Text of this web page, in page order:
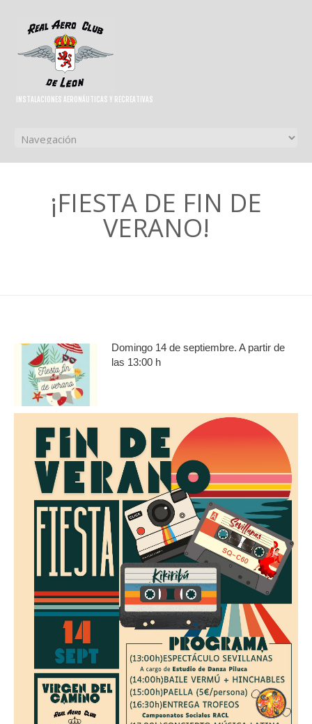
INSTALACIONES AERONÁUTICAS Y RECREATIVAS
¡FIESTA DE FIN DE
VERANO!
Domingo 14 de septiembre. A partir de
las 13:00 h